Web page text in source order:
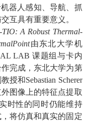
器人感知、导航、抓
互具有重要意义。
TIO: A Robust Thermal-
由东北大学机
LAB 课题组与卡内
完成，东北大学为第
授和Sebastian Scherer
图像上的特征点提取
时性的同时仍能维持
将仿真和真实的固定